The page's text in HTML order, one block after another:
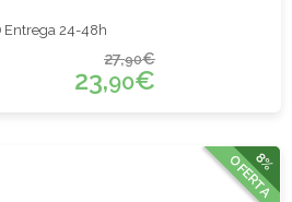
Entrega 24-48h
27,90€
23,90€
8%
OFERTA